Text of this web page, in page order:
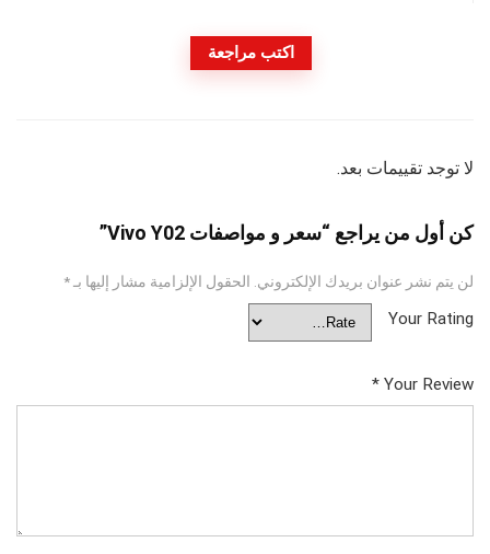
اكتب مراجعة
لا توجد تقييمات بعد.
كن أول من يراجع “سعر و مواصفات Vivo Y02”
لن يتم نشر عنوان بريدك الإلكتروني. الحقول الإلزامية مشار إليها بـ*
Your Rating
Your Review
*